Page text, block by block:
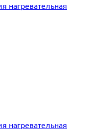
нагревательная
нагревательная